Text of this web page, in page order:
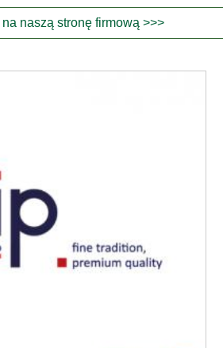
naszą stronę firmową >>>